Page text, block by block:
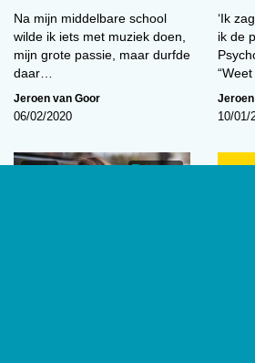
Na mijn middelbare school
wilde ik iets met muziek doen,
mijn grote passie, maar durfde
daar…
Jeroen van Goor
06/02/2020
‘Ik
ik de
“Weet
10/01/
In Spe 04:36